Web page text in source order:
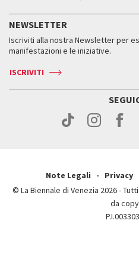
Press
Accrediti
Come raggiungerci
Come raggiungerci
Contatti
Press
Press
Orari e sedi
Biglietti
Servizi al pubblico
Come raggiungerci
Contatti
ASAC DATI
Storia
Orari e sedi
NEWSLETTER
Iscriviti alla nostra Newsletter per
manifestazioni e le iniziative.
ISCRIVITI
Note Legali Privacy
© La Biennale di Venezia 2026 -
da